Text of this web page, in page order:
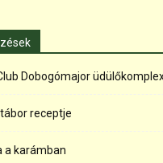
Dobogómajor
receptje
a karámban